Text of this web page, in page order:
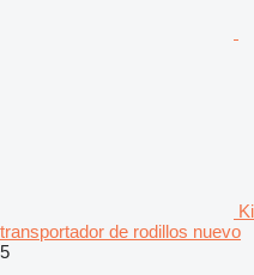
transportador de rodillos nuevo
5